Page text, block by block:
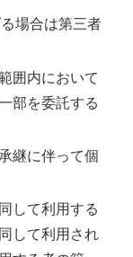
場合は第三者
囲内において
部を委託する
継に伴って個
して利用する
して利用され